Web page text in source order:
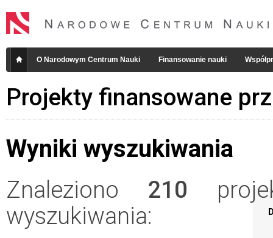
O Narodowym Centrum Nauki Finansowanie nauki
Projekty finansowane
Wyniki wyszukiwania
Znaleziono 210
wyszukiwania: